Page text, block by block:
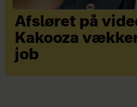
Afsløret på
Kakooza
job